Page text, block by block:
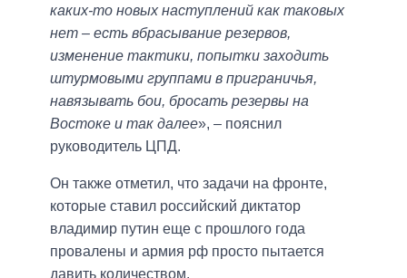
каких-то новых наступлений как таковых
нет – есть вбрасывание резервов,
изменение тактики, попытки заходить
штурмовыми группами в приграничья,
навязывать бои, бросать резервы на
Востоке и так далее», – пояснил
руководитель ЦПД.
Он также отметил, что задачи на фронте,
которые ставил российский диктатор
владимир путин еще с прошлого года
провалены и армия рф просто пытается
давить количеством.